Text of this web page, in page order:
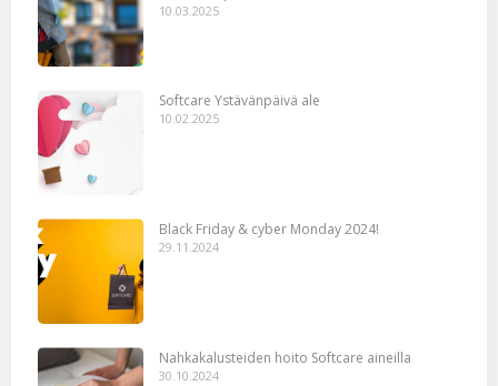
10.03.2025
Softcare Ystävänpäivä ale
10.02.2025
Black Friday & cyber Monday 2024!
29.11.2024
Nahkakalusteiden hoito Softcare aineilla
30.10.2024